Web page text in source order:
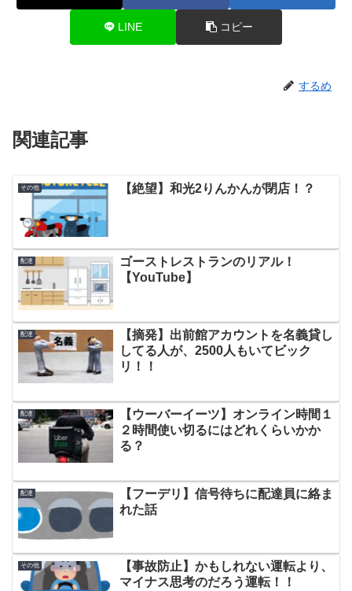
LINE コピー
するめ
関連記事
その他 【絶望】和光2りんかんが閉店！？
配達
ゴーストレストランのリアル！
【YouTube】
配達
【摘発】出前館アカウントを名義貸し
してる人が、2500人もいてビック
リ！！
配達
【ウーバーイーツ】オンライン時間１
２時間使い切るにはどれくらいかか
る？
配達
【フーデリ】信号待ちに配達員に絡ま
れた話
その他
【事故防止】かもしれない運転より、
マイナス思考のだろう運転！！